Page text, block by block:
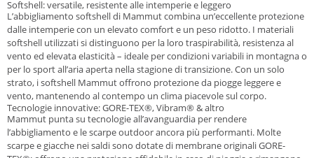
Softshell: versatile, resistente alle intemperie e leggero
L’abbigliamento softshell di Mammut combina un’eccellente protezione
dalle intemperie con un elevato comfort e un peso ridotto. I materiali
softshell utilizzati si distinguono per la loro traspirabilità, resistenza al
vento ed elevata elasticità – ideale per condizioni variabili in montagna o
per lo sport all’aria aperta nella stagione di transizione. Con un solo
strato, i softshell Mammut offrono protezione da piogge leggere e
vento, mantenendo al contempo un clima piacevole sul corpo.
Tecnologie innovative: GORE-TEX®, Vibram® & altro
Mammut punta su tecnologie all’avanguardia per rendere
l’abbigliamento e le scarpe outdoor ancora più performanti. Molte
scarpe e giacche nei saldi sono dotate di membrane originaliGORE-